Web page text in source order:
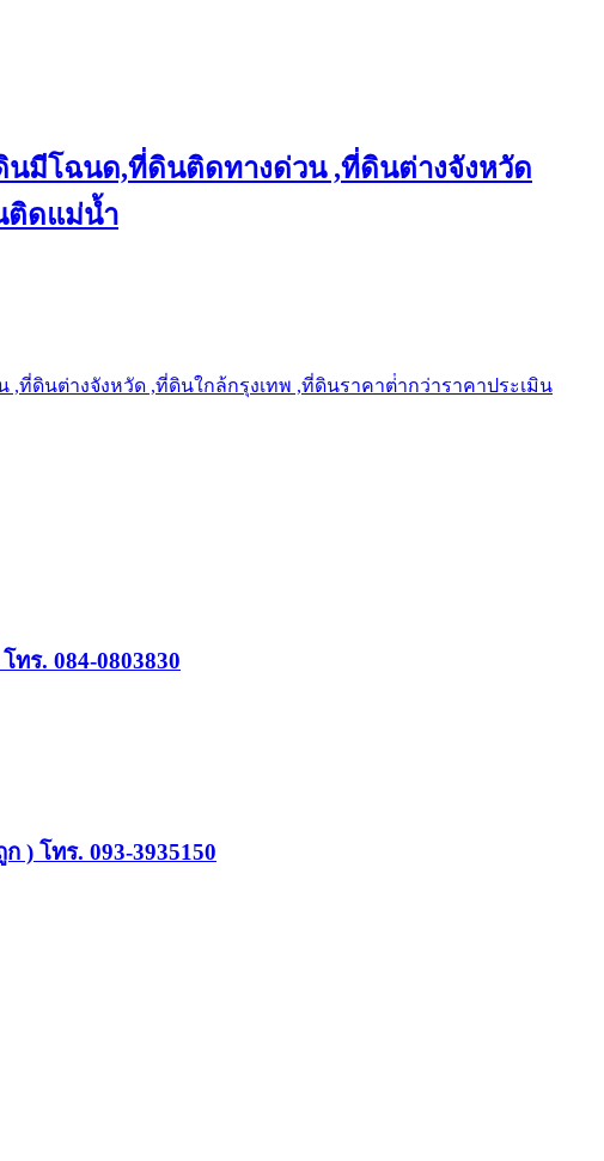
นมีโฉนด,ที่ดินติดทางด่วน ,ที่ดินต่างจังหวัด
ติดแม่น้ำ
ดินต่างจังหวัด ,ที่ดินใกล้กรุงเทพ ,ที่ดินราคาต่ํากว่าราคาประเมิน
ร. 084-0803830
) โทร. 093-3935150